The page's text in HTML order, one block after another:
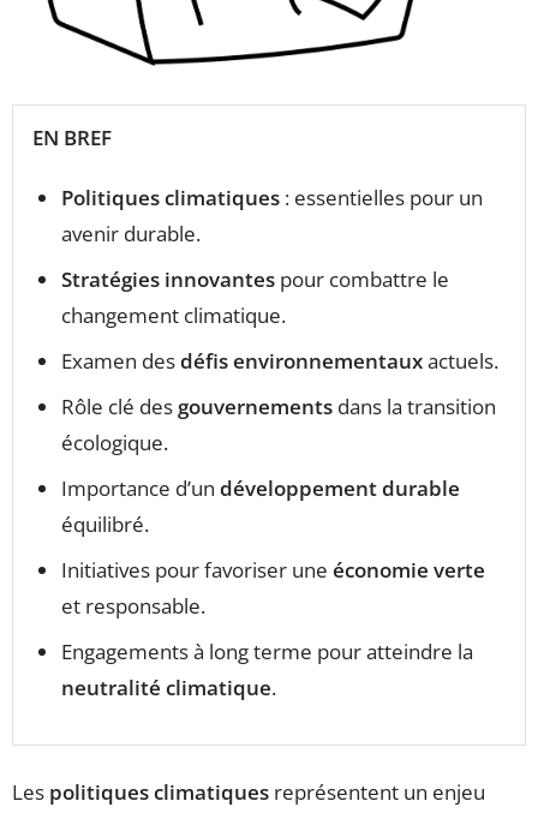
EN BREF
Politiques climatiques : essentielles pour un
avenir durable.
Stratégies innovantes pour combattre le
changement climatique.
Examen desdéfis environnementauxactuels.
Rôle clé des gouvernements dans la transition
écologique.
Importance d’un développement durable
équilibré.
Initiatives pour favoriser une économie verte
et responsable.
Engagements à long terme pour atteindre la
neutralité climatique.
Les politiques climatiques représentent un enjeu